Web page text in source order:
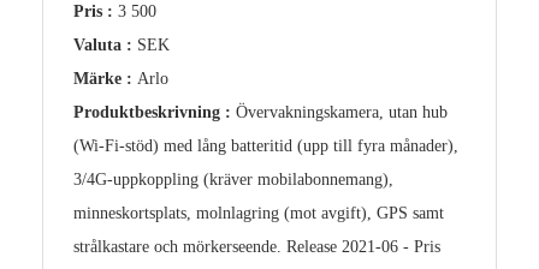
Pris : 3 500
Valuta : SEK
Märke : Arlo
Produktbeskrivning : Övervakningskamera, utan hub
(Wi-Fi-stöd) med lång batteritid (upp till fyra månader),
3/4G-uppkoppling (kräver mobilabonnemang),
minneskortsplats, molnlagring (mot avgift), GPS samt
strålkastare och mörkerseende. Release 2021-06 - Pris